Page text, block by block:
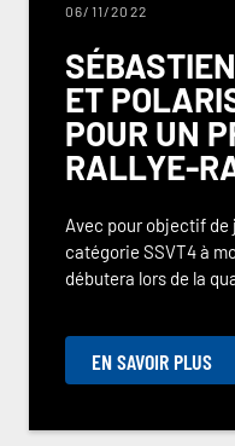
06/11/2022
ET
POUR UN
RALLYE-
Avec pour objectif de
catégorie SSVT4 à
débutera lors de la
EN SAVOIR PLUS